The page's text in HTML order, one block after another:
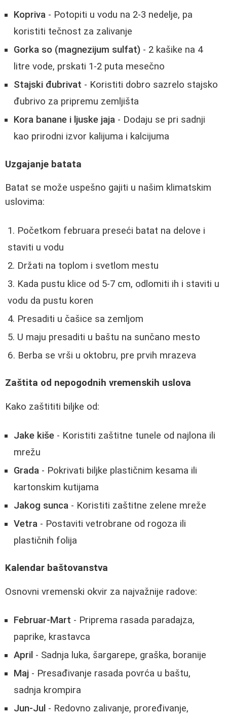
Kopriva - Potopiti u vodu na 2-3 nedelje, pa
koristiti tečnost za zalivanje
Gorka so (magnezijum sulfat) - 2 kašike na 4
litre vode, prskati 1-2 puta mesečno
Stajski đubrivat - Koristiti dobro sazrelo stajsko
đubrivo za pripremu zemljišta
Kora banane i ljuske jaja - Dodaju se pri sadnji
kao prirodni izvor kalijuma i kalcijuma
Uzgajanje batata
Batat se može uspešno gajiti u našim klimatskim
uslovima:
Početkom februara preseći batat na delove i
staviti u vodu
Držati na toplom i svetlom mestu
Kada pustu klice od 5-7 cm, odlomiti ih i staviti u
vodu da pustu koren
Presaditi u čašice sa zemljom
U maju presaditi u baštu na sunčano mesto
Berba se vrši u oktobru, pre prvih mrazeva
Zaštita od nepogodnih vremenskih uslova
Kako zaštititi biljke od:
Jake kiše - Koristiti zaštitne tunele od najlona ili
mrežu
Grada - Pokrivati biljke plastičnim kesama ili
kartonskim kutijama
Jakog sunca - Koristiti zaštitne zelene mreže
Vetra - Postaviti vetrobrane od rogoza ili
plastičnih folija
Kalendar baštovanstva
Osnovni vremenski okvir za najvažnije radove:
Februar-Mart - Priprema rasada paradajza,
paprike, krastavca
April - Sadnja luka, šargarepe, graška, boranije
Maj - Presađivanje rasada povrća u baštu,
sadnja krompira
Jun-Jul - Redovno zalivanje, proređivanje,